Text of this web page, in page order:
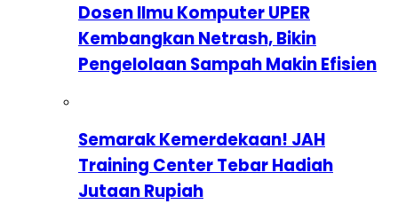
Dosen Ilmu Komputer UPER
Kembangkan Netrash, Bikin
Pengelolaan Sampah Makin Efisien
Semarak Kemerdekaan! JAH
Training Center Tebar Hadiah
Jutaan Rupiah